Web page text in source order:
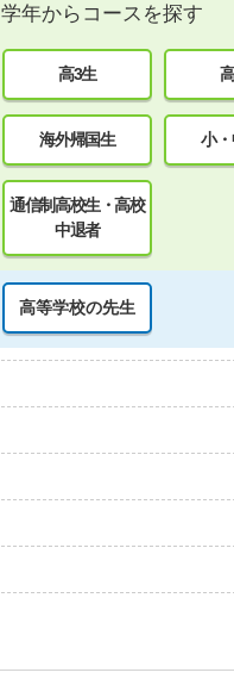
学年からコースを探す
高3生
海外帰国生 小
通信制高校生・高校
中退者
高等学校の先生